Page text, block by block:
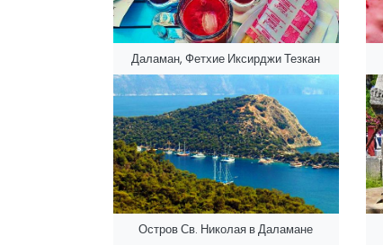
Даламан, Фетхие Иксирджи Тезкан
Остров Св. Николая в Даламане